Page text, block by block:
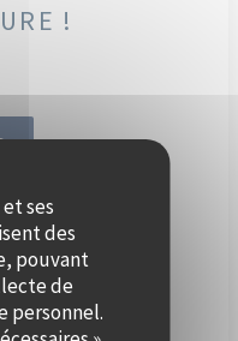
ses
des
pouvant
de
personnel.
!
SUR LA
POLPO